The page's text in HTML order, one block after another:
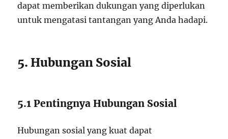
dapat memberikan dukungan yang diperlukan
untuk mengatasi tantangan yang Anda hadapi.
5. Hubungan Sosial
5.1 Pentingnya Hubungan Sosial
Hubungan sosial yang kuat dapat